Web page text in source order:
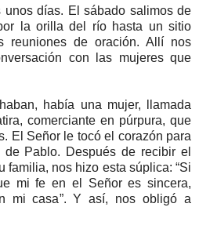
unos días. El sábado salimos de
la orilla del río hasta un sitio
reuniones de oración. Allí nos
con las mujeres que
había una mujer, llamada
comerciante en púrpura, que
El Señor le tocó el corazón para
Pablo. Después de recibir el
familia, nos hizo esta súplica: “Si
mi fe en el Señor es sincera,
mi casa”. Y así, nos obligó a